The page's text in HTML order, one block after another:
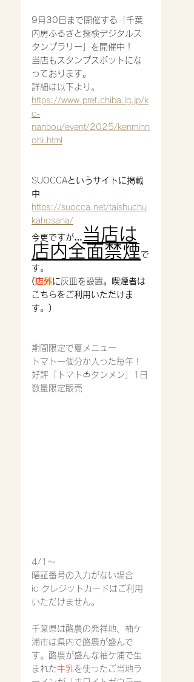
9月30日まで開催する「千葉
内房ふるさと探検デジタルス
タンプラリー」を開催中！
当店もスタンプスポットにな
っております。
詳細は以下より。
https://www.pref.chiba.lg.jp/k
c-
nanbou/event/2025/kenminn
ohi.html
SUOCCAというサイトに掲載
中
https://suocca.net/taishuchu
kahosana/
今更ですが… 当店は
店内全面禁煙 で
す。
( 店外に灰皿を設置。喫煙者は
こちらをご利用いただけま
す。)
期間限定で夏メニュー
トマト一個分か入った毎年！
好評「トマト🍅タンメン」1日
数量限定販売
4/1〜
暗証番号の入力がない場合
ic クレジットカードはご利用
いただけません。
千葉県は酪農の発祥地、袖ケ
浦市は県内で酪農が盛んで
す。酪農が盛んな袖ケ浦で生
まれた牛乳を使ったご当地ラ